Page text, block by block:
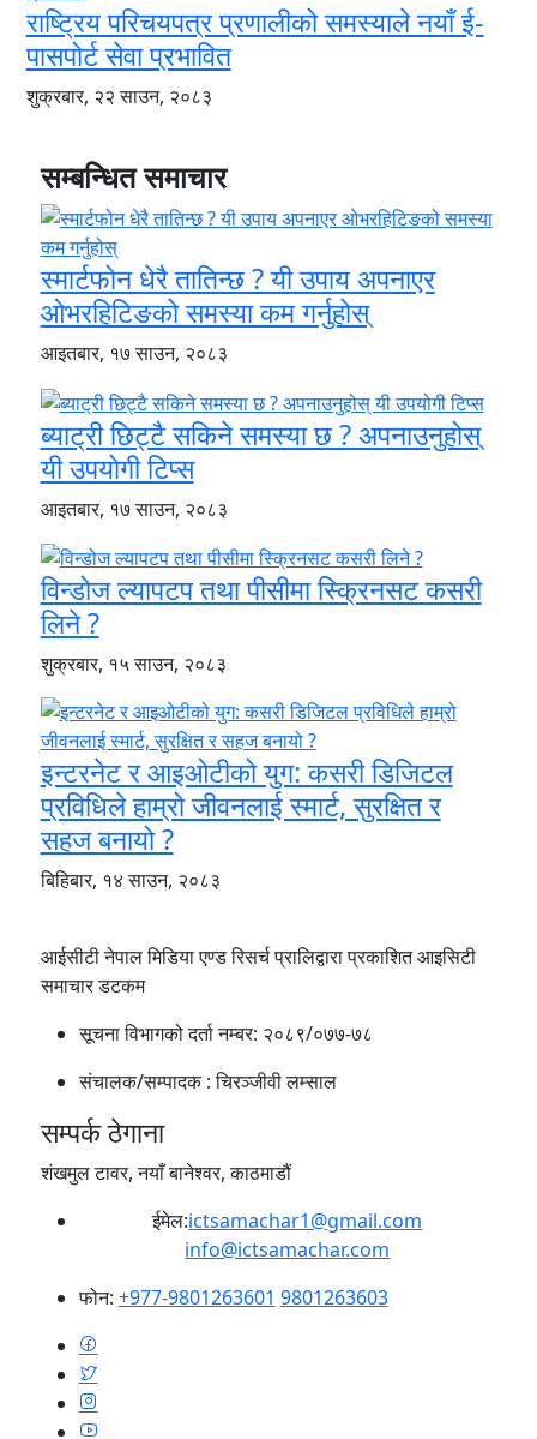
राष्ट्रिय परिचयपत्र प्रणालीको समस्याले नयाँ ई-
पासपोर्ट सेवा प्रभावित
शुक्रबार, २२ साउन, २०८३
सम्बन्धित समाचार
स्मार्टफोन धेरै तातिन्छ ? यी उपाय अपनाएर
ओभरहिटिङको समस्या कम गर्नुहोस्
आइतबार, १७ साउन, २०८३
ब्याट्री छिट्टै सकिने समस्या छ ? अपनाउनुहोस्
यी उपयोगी टिप्स
आइतबार, १७ साउन, २०८३
विन्डोज ल्यापटप तथा पीसीमा स्क्रिनसट कसरी
लिने ?
शुक्रबार, १५ साउन, २०८३
इन्टरनेट र आइओटीको युग: कसरी डिजिटल
प्रविधिले हाम्रो जीवनलाई स्मार्ट, सुरक्षित र
सहज बनायो ?
बिहिबार, १४ साउन, २०८३
आईसीटी नेपाल मिडिया एण्ड रिसर्च प्रालिद्वारा प्रकाशित आइसिटी
समाचार डटकम
सूचना विभागको दर्ता नम्बर: २०८९/०७७-७८
संचालक/सम्पादक :चिरञ्जीवी लम्साल
सम्पर्क ठेगाना
शंखमुल टावर, नयाँ बानेश्वर, काठमाडौं
ईमेल:ictsamachar1@gmail.com
info@ictsamachar.com
फोन: +977-9801263601 9801263603